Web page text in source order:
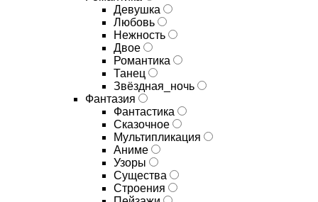
Девушка
Любовь
Нежность
Двое
Романтика
Танец
Звёздная_ночь
Фантазия
Фантастика
Сказочное
Мультипликация
Аниме
Узоры
Существа
Строения